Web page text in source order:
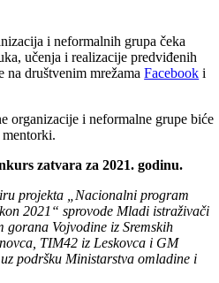
i neformalnih grupa čeka
učenja i realizacije predviđenih
na društvenim mrežamaFacebook i
organizacije i neformalne grupe biće
mentorki.
zatvara za 2021. godinu.
projekta „Nacionalni program
2021“ sprovode Mladi istraživači
gorana Vojvodine iz Sremskih
TIM42 iz Leskovca i GM
podršku Ministarstva omladine i